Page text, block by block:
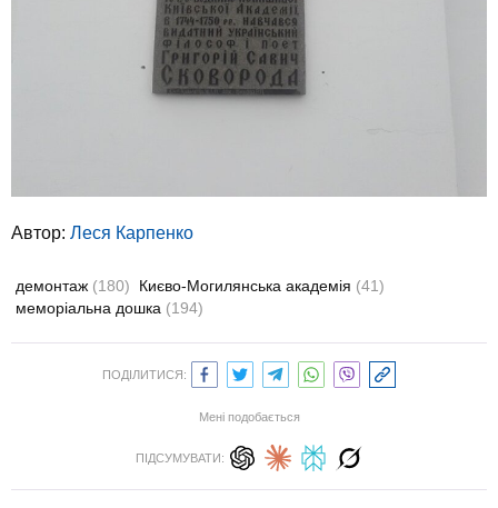
Автор: Леся Карпенко
демонтаж (180) Києво-Могилянська академія (41)
меморіальна дошка (194)
ПОДІЛИТИСЯ:
Мені подобається
ПІДСУМУВАТИ: